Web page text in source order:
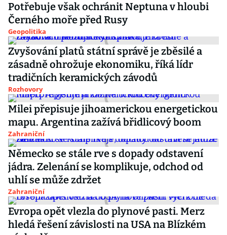
Potřebuje však ochránit Neptuna v hloubi
Černého moře před Rusy
Geopolitika
Zvyšování platů státní správě je zběsilé a
zásadně ohrožuje ekonomiku, říká lídr
tradičních keramických závodů
Rozhovory
Milei přepisuje jihoamerickou energetickou
mapu. Argentina zažívá břidlicový boom
Zahraniční
Německo se stále rve s dopady odstavení
jádra. Zelenání se komplikuje, odchod od
uhlí se může zdržet
Zahraniční
Evropa opět vlezla do plynové pasti. Merz
hledá řešení závislosti na USA na Blízkém